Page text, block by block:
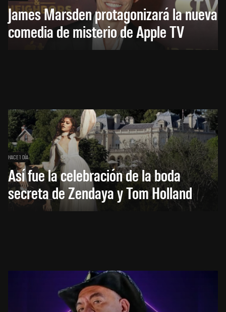
James Marsden protagonizará la nueva
comedia de misterio de Apple TV
HACE 1 DÍA
Así fue la celebración de la boda
secreta de Zendaya y Tom Holland